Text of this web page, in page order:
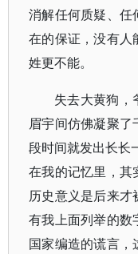
消解任何质疑、任
在的保证，没有人
姓更不能。
失去大黄狗，
眉宇间仿佛凝聚
段时间就发出长长
在我的记忆里，其
历史意义是后来
有我上面列举的数
国家编造的谎言，